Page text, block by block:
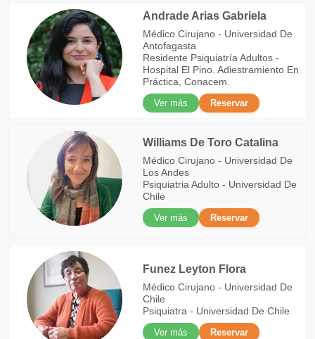
Andrade Arias Gabriela
Médico Cirujano - Universidad De
Antofagasta
Residente Psiquiatría Adultos -
Hospital El Pino. Adiestramiento En
Práctica, Conacem.
Ver más
Reservar
Williams De Toro Catalina
Médico Cirujano - Universidad De
Los Andes
Psiquiatria Adulto - Universidad De
Chile
Ver más
Reservar
Funez Leyton Flora
Médico Cirujano - Universidad De
Chile
Psiquiatra - Universidad De Chile
Ver más
Reservar